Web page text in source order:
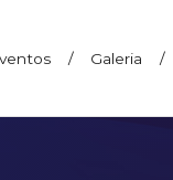
/ Galeria /